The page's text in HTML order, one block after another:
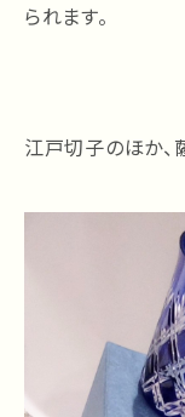
られます。
江戸切子のほか、